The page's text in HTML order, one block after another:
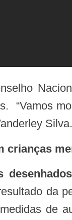
“Vamos
Silva.
crianças
da
de